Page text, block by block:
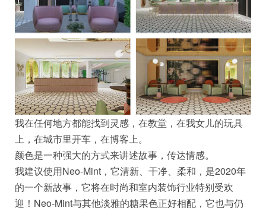
我在任何地方都能找到灵感，在教堂，在我女儿的玩具
上，在城市里开车，在博客上。
颜色是一种强大的方式来讲述故事，传达情感。
我建议使用Neo-Mint，它清新、干净、柔和，是2020年
的一个新故事，它将在时尚和室内装饰行业特别受欢
迎！Neo-Mint与其他淡雅的糖果色正好相配，它也与仍